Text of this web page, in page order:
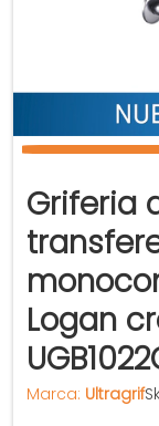
Griferia
Logan
Marca: Ultragrif